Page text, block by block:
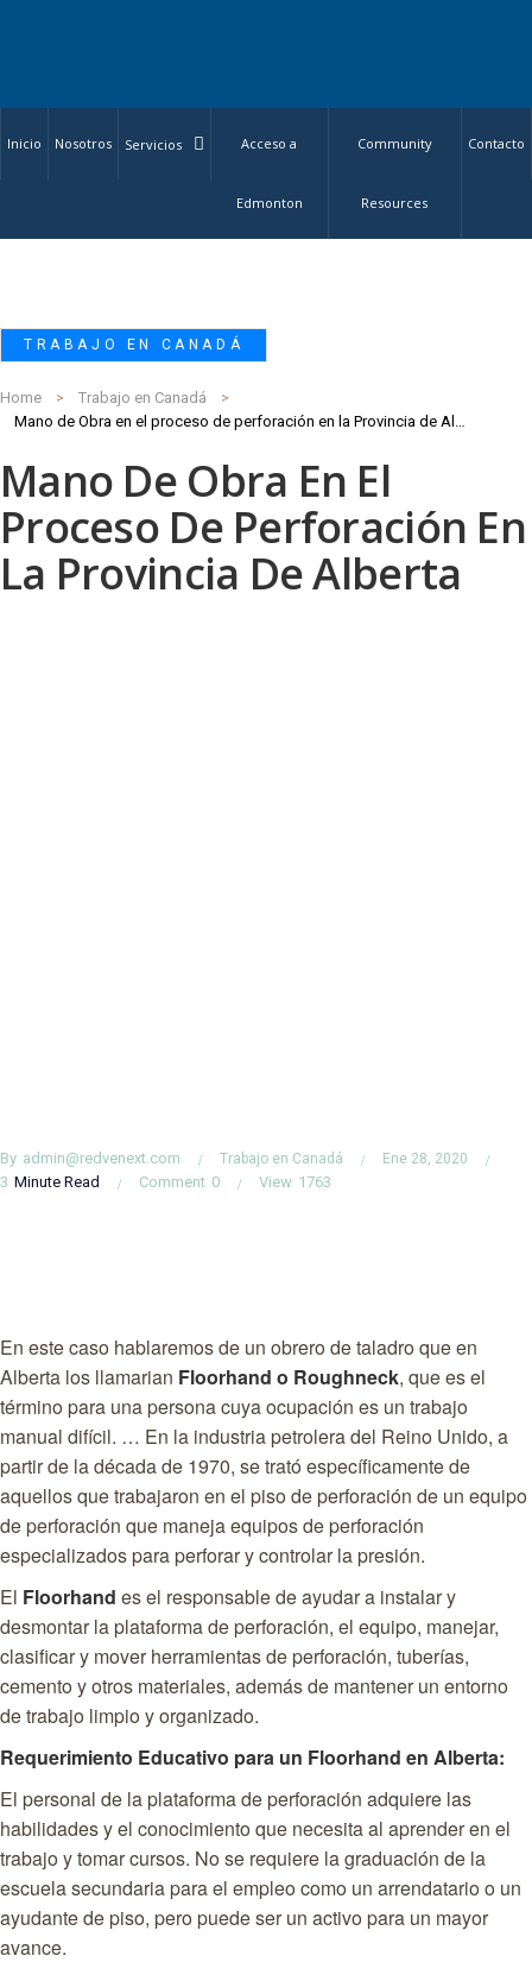
Inicio Nosotros Servicios Acceso a
Edmonton
Community
Resources
Contacto
TRABAJO EN CANADÁ
Home
Trabajo en Canadá
Mano de Obra en el proceso de perforación en la Provincia de Alberta
Mano De Obra En El
Proceso De Perforación En
La Provincia De Alberta
By admin@redvenext.com Trabajo en Canadá Ene 28, 2020
3 Minute Read 0
Comment 1763
View
En este caso hablaremos de un obrero de taladro que en
Alberta los llamarian Floorhand o Roughneck, que es el
término para una persona cuya ocupación es un trabajo
manual difícil. … En la industria petrolera del Reino Unido, a
partir de la década de 1970, se trató específicamente de
aquellos que trabajaron en el piso de perforación de un equipo
de perforación que maneja equipos de perforación
especializados para perforar y controlar la presión.
El Floorhand es el responsable de ayudar a instalar y
desmontar la plataforma de perforación, el equipo, manejar,
clasificar y mover herramientas de perforación, tuberías,
cemento y otros materiales, además de mantener un entorno
de trabajo limpio y organizado.
Requerimiento Educativo para un Floorhand en Alberta:
El personal de la plataforma de perforación adquiere las
habilidades y el conocimiento que necesita al aprender en el
trabajo y tomar cursos. No se requiere la graduación de la
escuela secundaria para el empleo como un arrendatario o un
ayudante de piso, pero puede ser un activo para un mayor
avance.